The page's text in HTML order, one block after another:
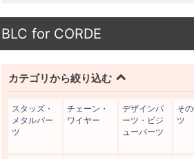
BLC for CORDE
カテゴリから絞り込む
スタッズ・
メタルパー
ツ
チェーン・
ワイヤー
デザインパ
ーツ・ビジ
ューパーツ
そ
ツ